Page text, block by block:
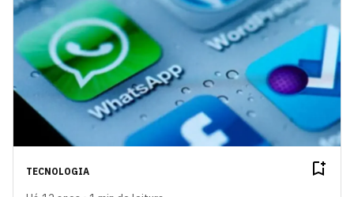
TECNOLOGIA